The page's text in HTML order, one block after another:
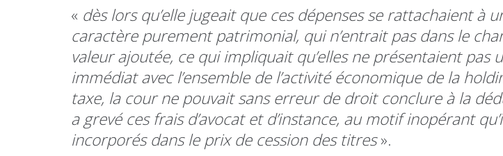
« dès lors qu’elle jugeait que ces dépenses se rattachaient à
caractère purement patrimonial, qui n’entrait pas dans le
valeur ajoutée, ce qui impliquait qu’elles ne présentaient pas
immédiat avec l’ensemble de l’activité économique de la
taxe, la cour ne pouvait sans erreur de droit conclure à la
a grevé ces frais d’avocat et d’instance, au motif inopérant
incorporés dans le prix de cession des titres».